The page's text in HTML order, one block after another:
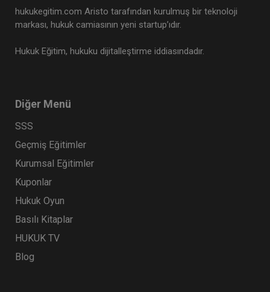
hukukegitim.com Aristo tarafından kurulmuş bir teknoloji
markası, hukuk camiasının yeni startup’ıdır.
Hukuk Eğitim, hukuku dijitalleştirme iddiasındadır.
Diğer Menü
SSS
Geçmiş Eğitimler
Kurumsal Eğitimler
Kuponlar
Hukuk Oyun
Basılı Kitaplar
HUKUK TV
Blog